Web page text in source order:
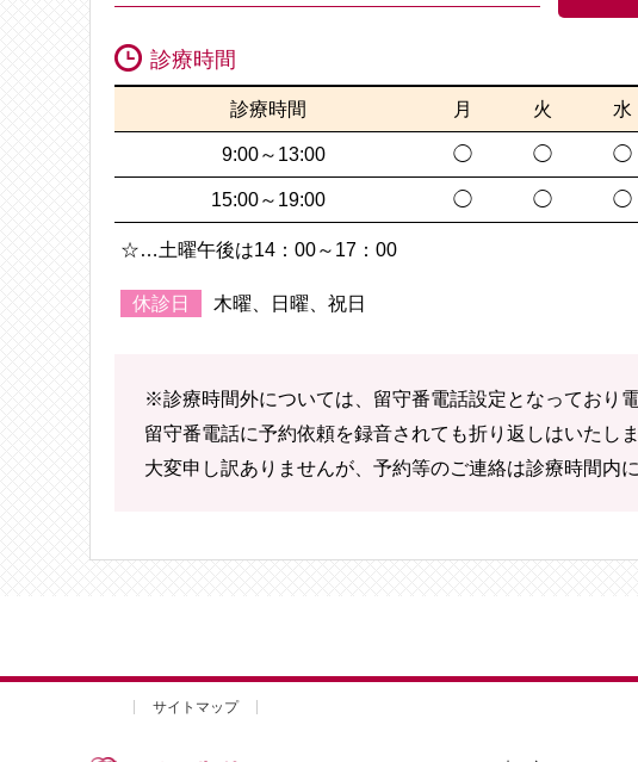
診療時間
診療時間 月 火 水
9:00～13:00 ◯ ◯ ◯
15:00～19:00 ◯ ◯ ◯
☆…土曜午後は14：00～17：00
休診日 木曜、 日曜、祝日
※診療時間外については、留守番電話設定となっており
留守番電話に予約依頼を録音されても折り返しはいたし
大変申し訳ありませんが、予約等のご連絡は診療時間内
サイトマップ